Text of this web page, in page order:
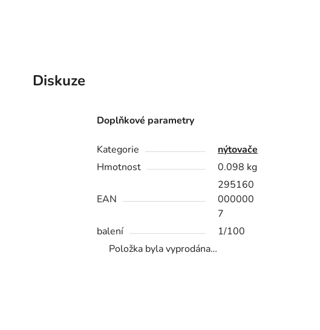
Diskuze
Doplňkové parametry
Kategorie
nýtovače
Hmotnost
0.098 kg
EAN
295160
000000
7
balení
1/100
Položka byla vyprodána…